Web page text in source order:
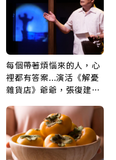
每個帶著煩惱來的人，心
裡都有答案...演活《解憂
雜貨店》爺爺，張復建：
善待自己